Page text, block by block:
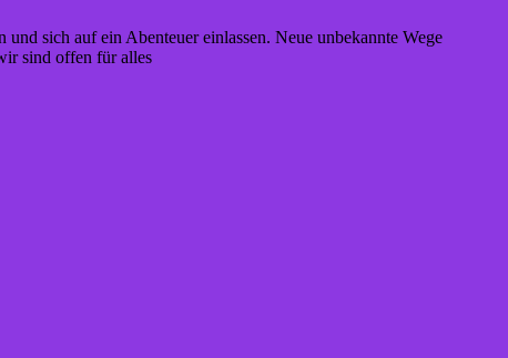
sich auf ein Abenteuer einlassen. Neue unbekannte Wege
sind offen für alles